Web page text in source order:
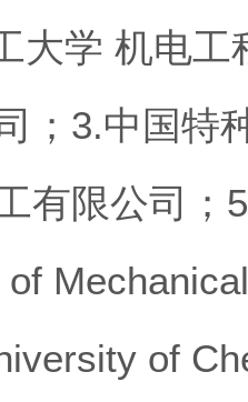
大学 机电
；3.中国特
有限公司；
of